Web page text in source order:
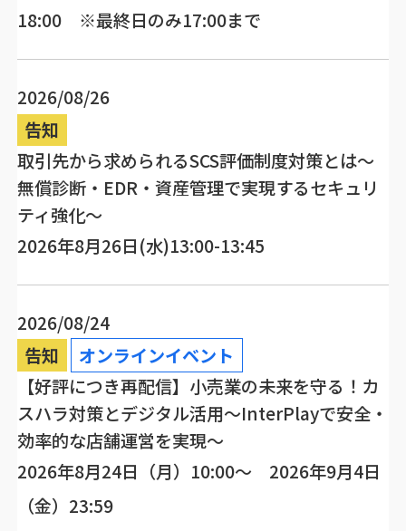
18:00 ※最終日のみ17:00まで
2026/08/26
告知
取引先から求められるSCS評価制度対策とは～
無償診断・EDR・資産管理で実現するセキュリ
ティ強化～
2026年8月26日(水)13:00-13:45
2026/08/24
告知
オンラインイベント
【好評につき再配信】小売業の未来を守る！カ
スハラ対策とデジタル活用～InterPlayで安全・
効率的な店舗運営を実現～
2026年8月24日（月）10:00～ 2026年9月4日
（金）23:59